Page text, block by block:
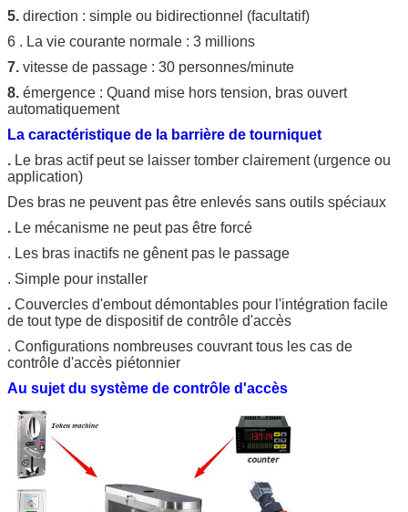
5. direction : simple ou bidirectionnel (facultatif)
6 . La vie courante normale : 3 millions
7. vitesse de passage : 30 personnes/minute
8. émergence : Quand mise hors tension, bras ouvert
automatiquement
La caractéristique de la barrière de tourniquet
. Le bras actif peut se laisser tomber clairement (urgence ou
application)
Des bras ne peuvent pas être enlevés sans outils spéciaux
. Le mécanisme ne peut pas être forcé
. Les bras inactifs ne gênent pas le passage
. Simple pour installer
. Couvercles d'embout démontables pour l'intégration facile
de tout type de dispositif de contrôle d'accès
. Configurations nombreuses couvrant tous les cas de
contrôle d'accès piétonnier
Au sujet du système de contrôle d'accès